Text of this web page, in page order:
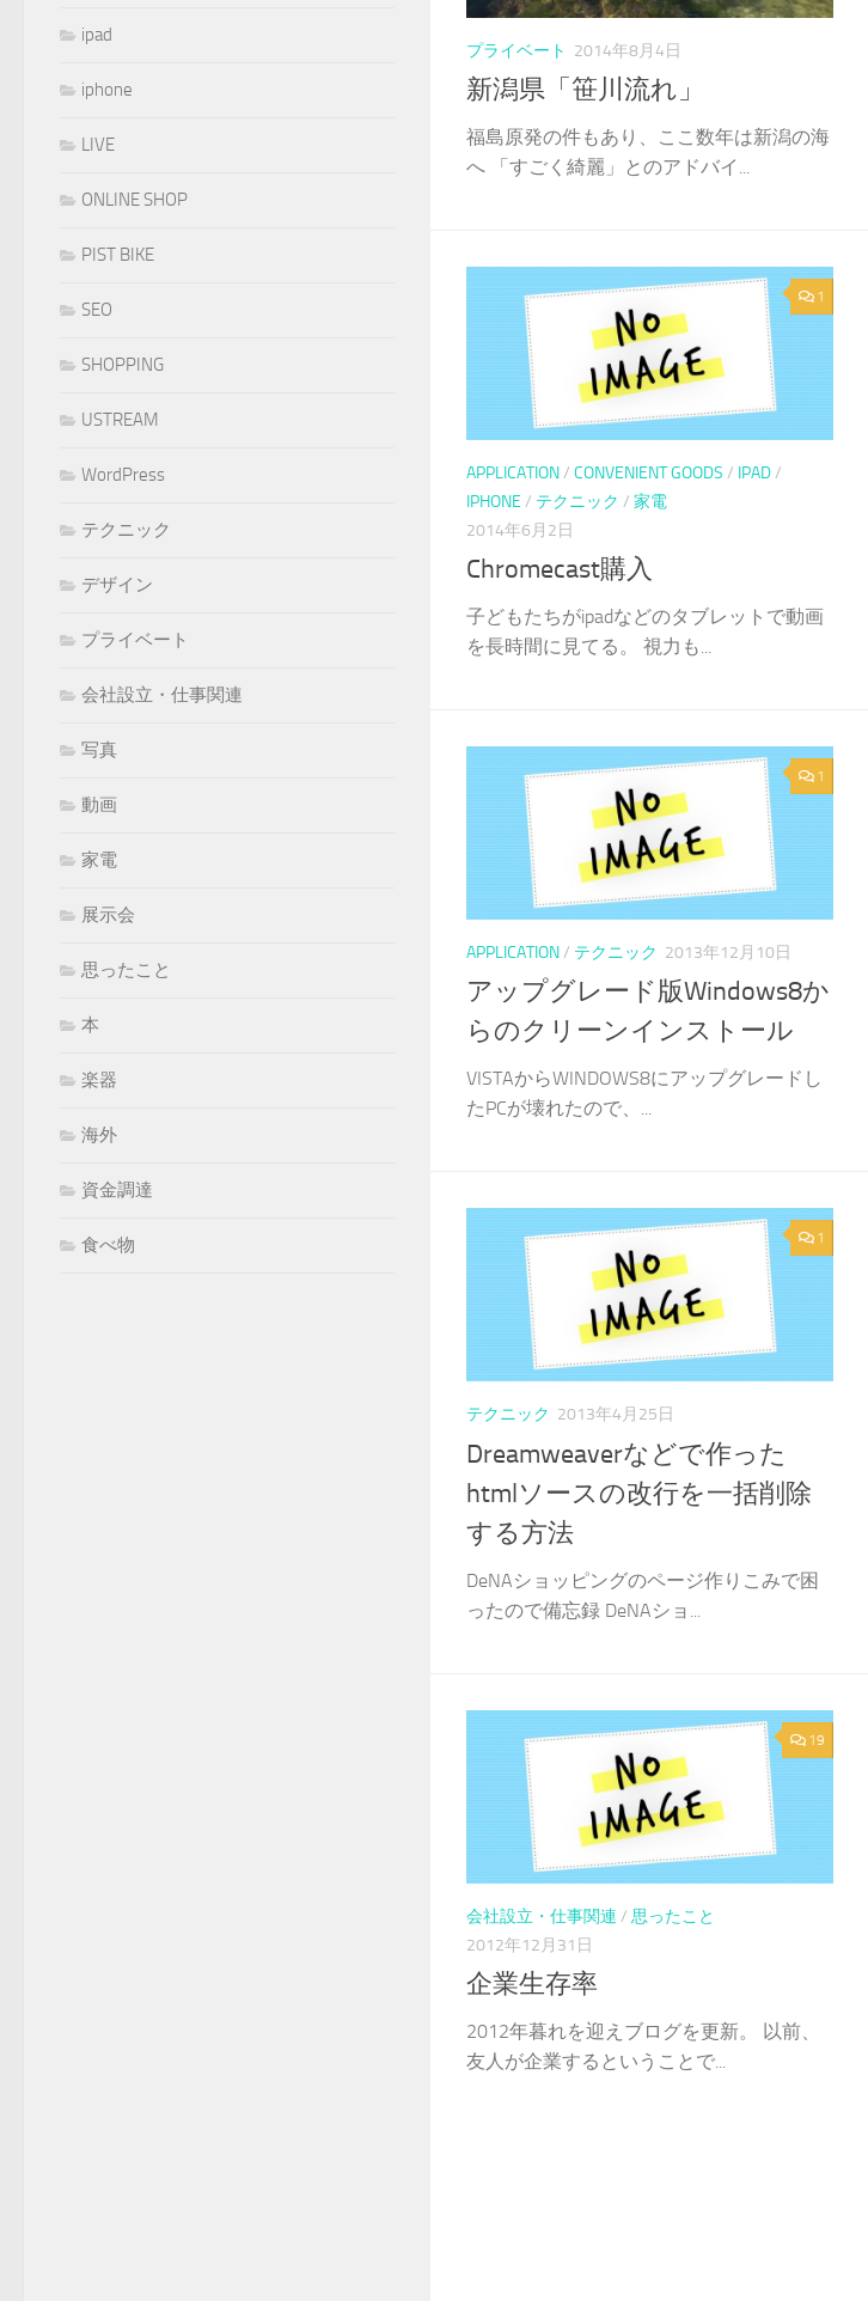
プライベート 2014年8月4日
新潟県「笹川流れ」
福島原発の件もあり、ここ数年は新潟の海
へ 「すごく綺麗」とのアドバイ...
1
APPLICATION/ CONVENIENT GOODS / IPAD/
IPHONE / テクニック / 家電
2014年6月2日
Chromecast購入
子どもたちがipadなどのタブレットで動画
を長時間に見てる。 視力も...
1
APPLICATION/ テクニック 2013年12月10日
アップグレード版Windows8か
らのクリーンインストール
VISTAからWINDOWS8にアップグレードし
たPCが壊れたので、...
1
テクニック 2013年4月25日
Dreamweaverなどで作った
htmlソースの改行を一括削除
する方法
DeNAショッピングのページ作りこみで困
ったので備忘録 DeNAショ...
19
会社設立・仕事関連 / 思ったこと
2012年12月31日
企業生存率
2012年暮れを迎えブログを更新。 以前、
友人が企業するということで...
ipad
iphone
LIVE
ONLINE SHOP
PIST BIKE
SEO
SHOPPING
USTREAM
WordPress
テクニック
デザイン
プライベート
会社設立・仕事関連
写真
動画
家電
展示会
思ったこと
本
楽器
海外
資金調達
食べ物